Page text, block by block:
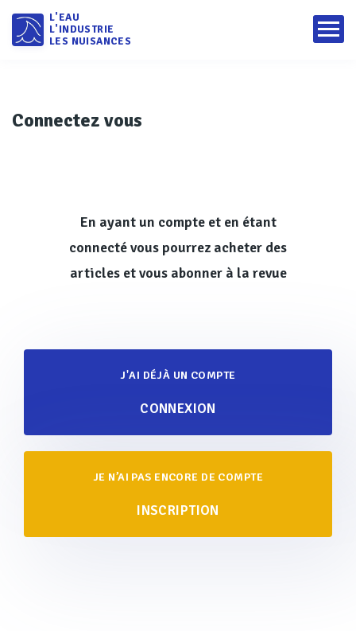
L'EAU
L'INDUSTRIE
LES NUISANCES
Connectez vous
En ayant un compte et en étant
connecté vous pourrez acheter des
articles et vous abonner à la revue
J'AI DÉJÀ UN COMPTE
CONNEXION
JE N’AI PAS ENCORE DE COMPTE
INSCRIPTION